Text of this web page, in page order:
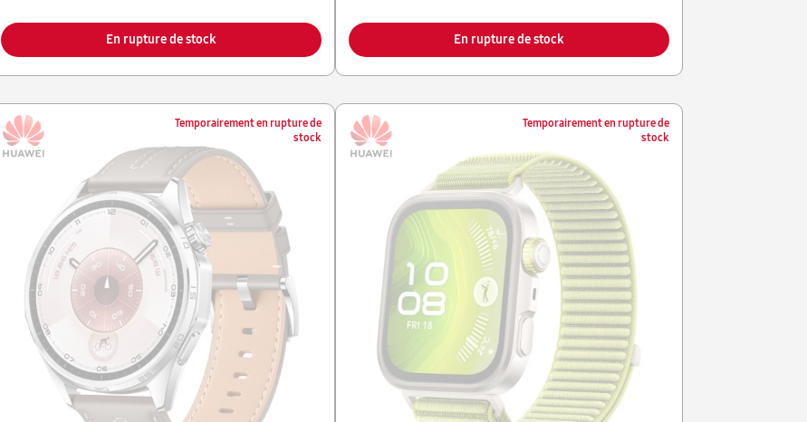
En rupture de stock En rupture de stock
Temporairement en rupture de
stock
Temporairement en rupture de
stock